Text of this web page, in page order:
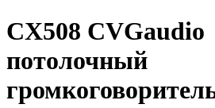
CX508 CVGaudio
потолочный